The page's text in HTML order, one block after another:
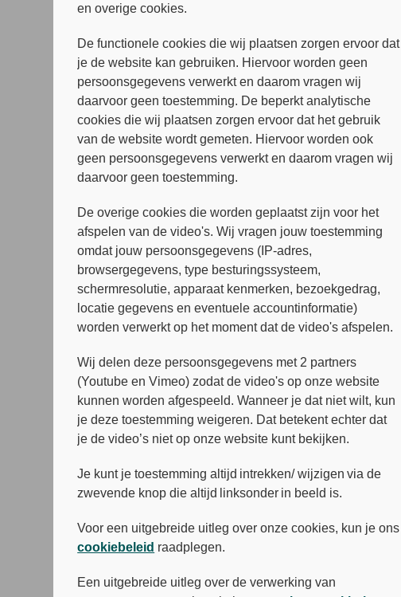
en overige cookies.
De functionele cookies die wij plaatsen zorgen ervoor dat
je de website kan gebruiken. Hiervoor worden geen
persoonsgegevens verwerkt en daarom vragen wij
daarvoor geen toestemming. De beperkt analytische
cookies die wij plaatsen zorgen ervoor dat het gebruik
van de website wordt gemeten. Hiervoor worden ook
geen persoonsgegevens verwerkt en daarom vragen wij
daarvoor geen toestemming.
De overige cookies die worden geplaatst zijn voor het
afspelen van de video's. Wij vragen jouw toestemming
omdat jouw persoonsgegevens (IP-adres,
browsergegevens, type besturingssysteem,
schermresolutie, apparaat kenmerken, bezoekgedrag,
locatie gegevens en eventuele accountinformatie)
worden verwerkt op het moment dat de video's afspelen.
Wij delen deze persoonsgegevens met 2 partners
(Youtube en Vimeo) zodat de video's op onze website
kunnen worden afgespeeld. Wanneer je dat niet wilt, kun
je deze toestemming weigeren. Dat betekent echter dat
je de video’s niet op onze website kunt bekijken.
Je kunt je toestemming altijd intrekken/ wijzigen via de
zwevende knop die altijd linksonder in beeld is.
Voor een uitgebreide uitleg over onze cookies, kun je ons
cookiebeleid raadplegen.
Een uitgebreide uitleg over de verwerking van